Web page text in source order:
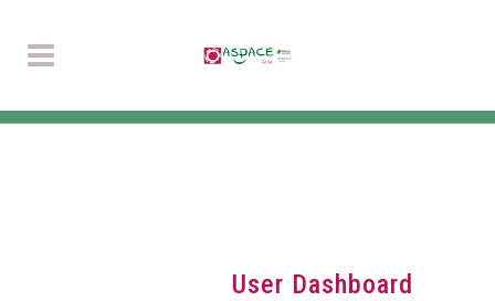
User Dashboard